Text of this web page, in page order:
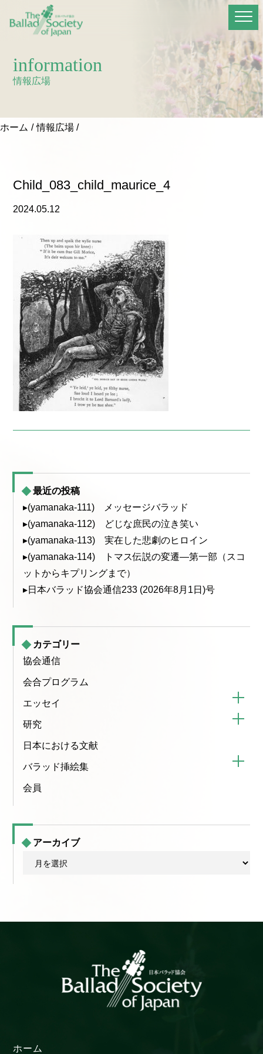
information
情報広場
ホーム 情報広場
Child_083_child_maurice_4
2024.05.12
最近の投稿
▸(yamanaka-111) メッセージバラッド
▸(yamanaka-112) どじな庶民の泣き笑い
▸(yamanaka-113) 実在した悲劇のヒロイン
▸(yamanaka-114) トマス伝説の変遷—第一部（スコ
ットからキプリングまで）
▸日本バラッド協会通信233 (2026年8月1日)号
カテゴリー
協会通信
会合プログラム
エッセイ
研究
日本における文献
バラッド挿絵集
会員
アーカイブ
ブ
ホーム